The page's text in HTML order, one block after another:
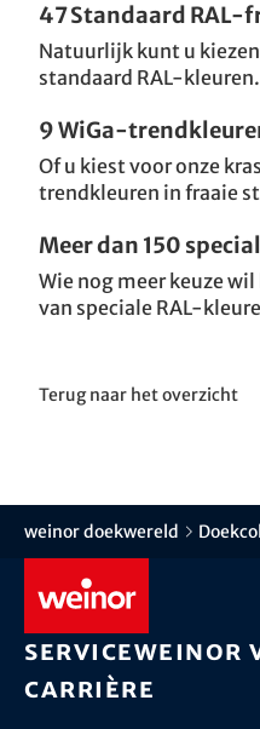
47 Standaard RAL-
Natuurlijk kunt u
standaard RAL-kleuren.
9 WiGa-
Of u kiest voor onze
trendkleuren in fraaie
Meer dan 150
Wie nog meer keuze
van speciale RAL-
Terug naar het overzicht
weinor doekwereld
Serviceweinor
Carrière